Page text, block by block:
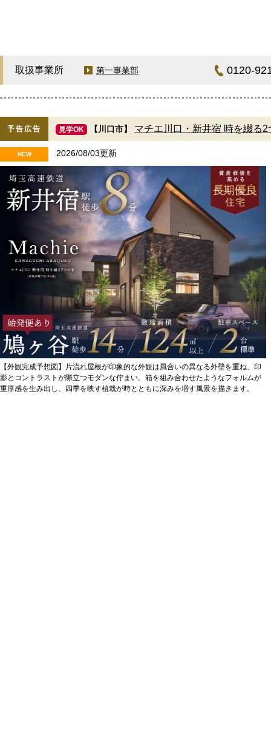
取扱事業所 第一事業部 0120-
予告広告 見学OK 【川口市】 マチエ川口・新井宿 時を綴る2
NEW 2026/08/03更新
【外観完成予想図】片流れ屋根が印象的な外観は風合いの異なる外壁を重ね、印
影とコントラストが際立つモダンな佇まい。箱を組み合わせたようなフォルムが
重厚感を生み出し、四季を映す植栽が時とともに深みを増す風景を描きます。